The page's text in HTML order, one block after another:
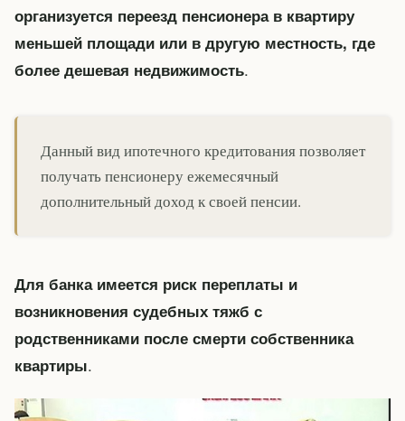
организуется переезд пенсионера в квартиру
меньшей площади или в другую местность, где
более дешевая недвижимость.
Данный вид ипотечного кредитования позволяет
получать пенсионеру ежемесячный
дополнительный доход к своей пенсии.
Для банка имеется риск переплаты и
возникновения судебных тяжб с
родственниками после смерти собственника
квартиры.